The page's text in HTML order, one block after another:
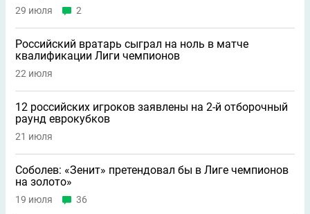
29 июля 2
Российский вратарь сыграл на ноль в матче
квалификации Лиги чемпионов
22 июля
12 российских игроков заявлены на 2-й отборочный
раунд еврокубков
21 июля
Соболев: «Зенит» претендовал бы в Лиге чемпионов
на золото»
19 июля 36